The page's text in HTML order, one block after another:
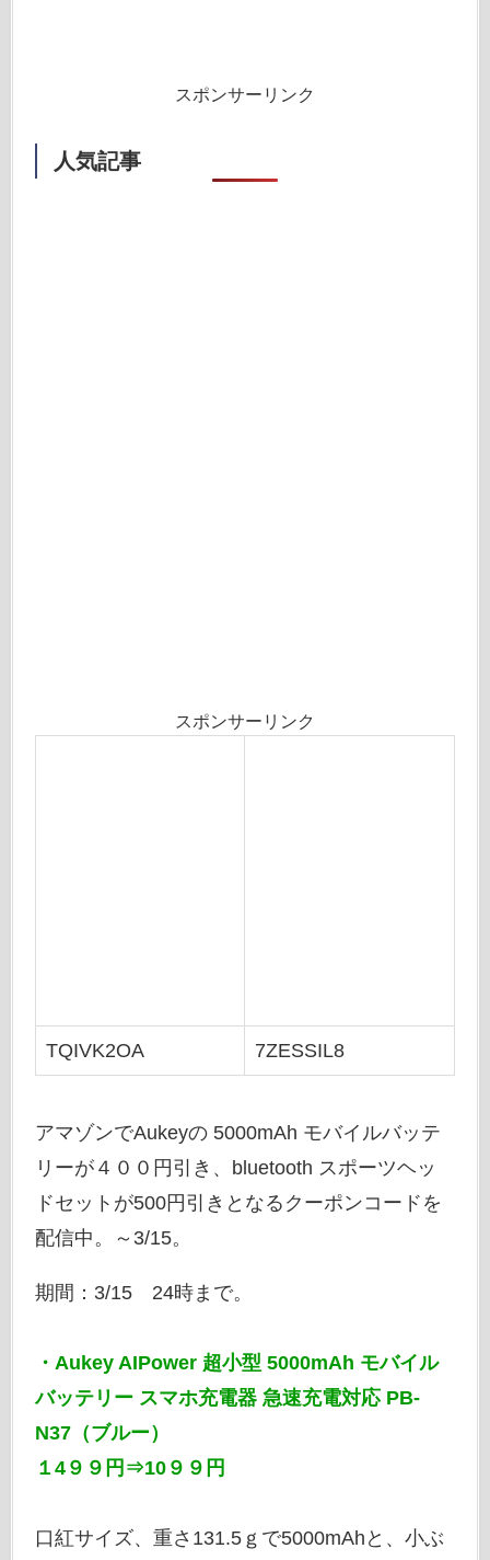
スポンサーリンク
人気記事
スポンサーリンク
TQIVK2OA 7ZESSIL8
アマゾンでAukeyの 5000mAh モバイルバッテ
リーが４００円引き、bluetooth スポーツヘッ
ドセットが500円引きとなるクーポンコードを
配信中。～3/15。
期間：3/15 24時まで。
・Aukey AIPower 超小型 5000mAh モバイル
バッテリー スマホ充電器 急速充電対応 PB-
N37（ブルー）
１4９９円⇒10９９円
口紅サイズ、重さ131.5ｇで5000mAhと、小ぶ